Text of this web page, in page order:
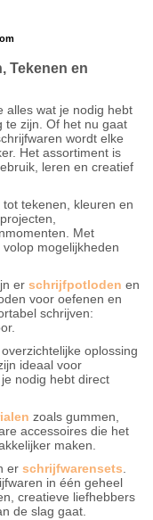
Tekenen en
alles wat je nodig hebt
te zijn. Of het nu gaat
wordt elke
Het assortiment is
leren en creatief
tot tekenen, kleuren en
Met
mogelijkheden
er schrijfpotloden en
voor oefenen en
schrijven:
oplossing
ideaal voor
nodig hebt direct
zoals gummen,
accessoires die het
maken.
er schrijfwarensets.
in één geheel
creatieve liefhebbers
de slag gaat.